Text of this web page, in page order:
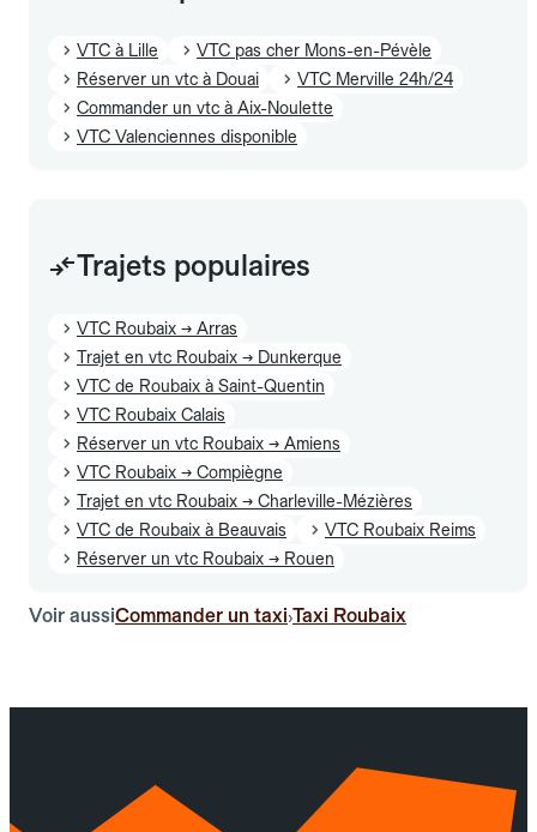
VTC à Lille
VTC pas cher Mons-en-Pévèle
Réserver un vtc à Douai
VTC Merville 24h/24
Commander un vtc à Aix-Noulette
VTC Valenciennes disponible
Trajets populaires
VTC Roubaix → Arras
Trajet en vtc Roubaix → Dunkerque
VTC de Roubaix à Saint-Quentin
VTC Roubaix Calais
Réserver un vtc Roubaix → Amiens
VTC Roubaix → Compiègne
Trajet en vtc Roubaix → Charleville-Mézières
VTC de Roubaix à Beauvais
VTC Roubaix Reims
Réserver un vtc Roubaix → Rouen
Voir aussiCommander un taxi›Taxi Roubaix